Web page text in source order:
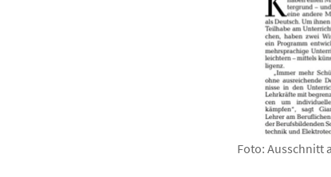
Foto: Ausschnitt